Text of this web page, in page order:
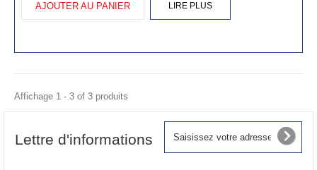
AJOUTER AU PANIER LIRE PLUS
Affichage 1 - 3 of 3 produits
Lettre d'informations